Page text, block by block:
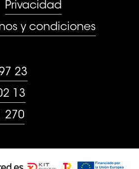
Privacidad
y condiciones
23
13
270